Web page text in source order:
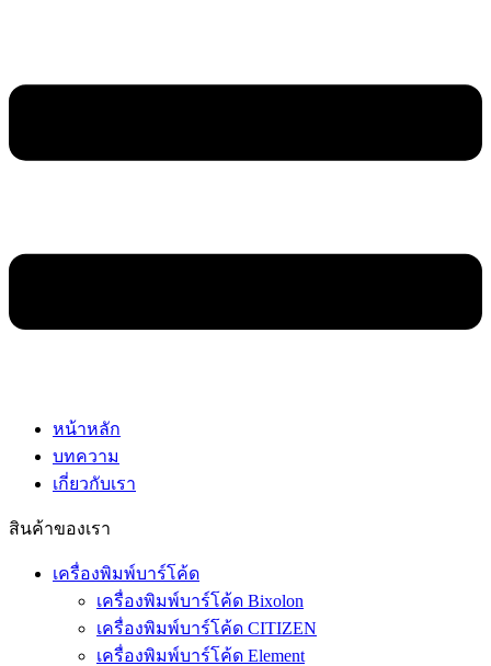
หน้าหลัก
บทความ
เกี่ยวกับเรา
สินค้าของเรา
เครื่องพิมพ์บาร์โค้ด
เครื่องพิมพ์บาร์โค้ด Bixolon
เครื่องพิมพ์บาร์โค้ด CITIZEN
เครื่องพิมพ์บาร์โค้ด Element